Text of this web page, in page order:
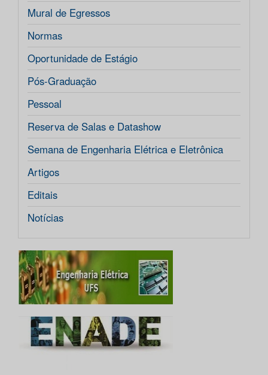
Mural de Egressos
Normas
Oportunidade de Estágio
Pós-Graduação
Pessoal
Reserva de Salas e Datashow
Semana de Engenharia Elétrica e Eletrônica
Artigos
Editais
Notícias